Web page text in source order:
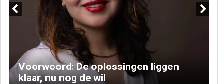
Voorwoord: De oplossingen liggen
klaar, nu nog de wil